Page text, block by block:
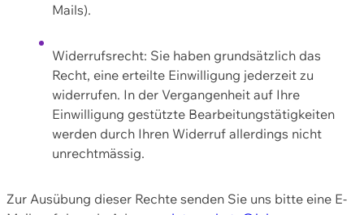
Mails).
Widerrufsrecht: Sie haben grundsätzlich das
Recht, eine erteilte Einwilligung jederzeit zu
widerrufen. In der Vergangenheit auf Ihre
Einwilligung gestützte Bearbeitungstätigkeiten
werden durch Ihren Widerruf allerdings nicht
unrechtmässig.
Zur Ausübung dieser Rechte senden Sie uns bitte eine E-